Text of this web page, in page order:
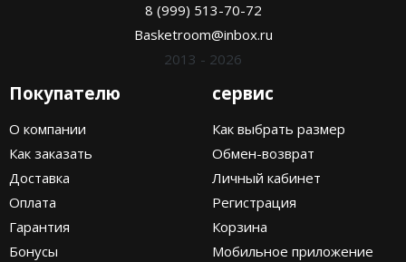
8 (999) 513-70-72
Basketroom@inbox.ru
2013 - 2026
Покупателю
О компании
Как заказать
Доставка
Оплата
Гарантия
Бонусы
сервис
Как выбрать размер
Обмен-возврат
Личный кабинет
Регистрация
Корзина
Мобильное приложение